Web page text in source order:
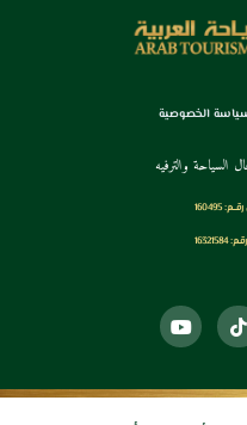
الخصوصية
والترفيه
160495